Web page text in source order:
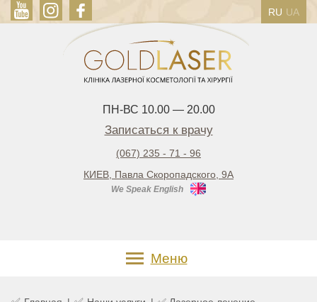
RU UA
ПН-ВС 10.00 — 20.00
Записаться к врачу
(067) 235 - 71 - 96
КИЕВ, Павла Скоропадского, 9А
We Speak English
Меню